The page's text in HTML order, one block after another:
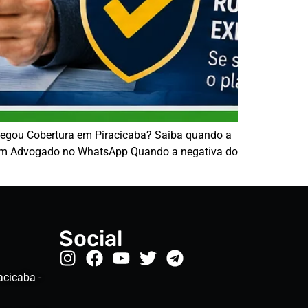
Cobertura em Piracicaba? Saiba quando a
Advogado no WhatsApp Quando a negativa do
-
Social